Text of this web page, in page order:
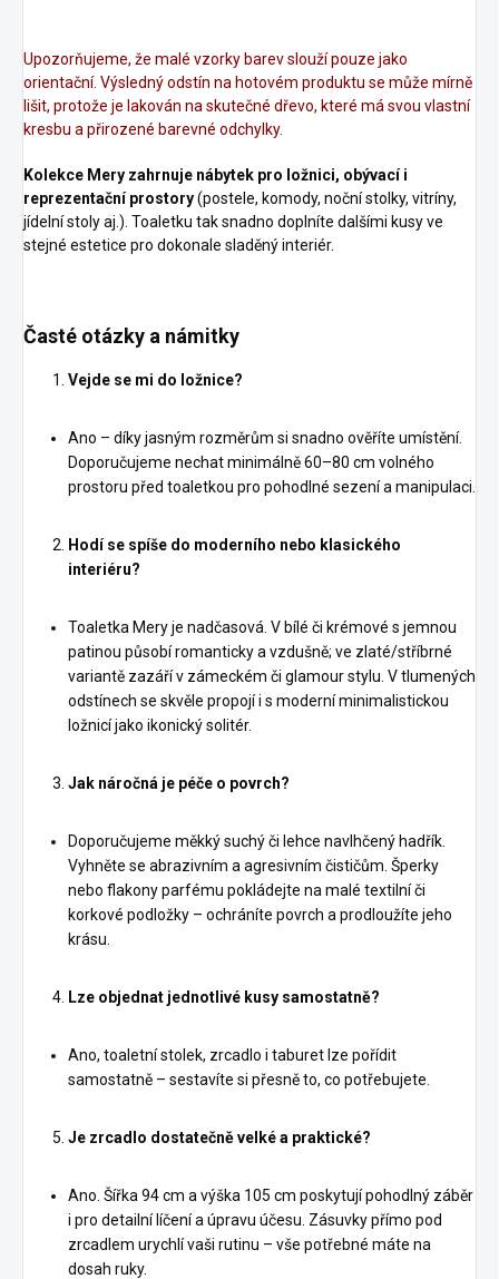
Upozorňujeme, že malé vzorky barev slouží pouze jako
orientační. Výsledný odstín na hotovém produktu se může mírně
lišit, protože je lakován na skutečné dřevo, které má svou vlastní
kresbu a přirozené barevné odchylky.
Kolekce Mery zahrnuje nábytek pro ložnici, obývací i
reprezentační prostory(postele, komody, noční stolky, vitríny,
jídelní stoly aj.). Toaletku tak snadno doplníte dalšími kusy ve
stejné estetice pro dokonale sladěný interiér.
Časté otázky a námitky
Vejde se mi do ložnice?
Ano – díky jasným rozměrům si snadno ověříte umístění.
Doporučujeme nechat minimálně 60–80 cm volného
prostoru před toaletkou pro pohodlné sezení a manipulaci.
Hodí se spíše do moderního nebo klasického
interiéru?
Toaletka Mery je nadčasová. V bílé či krémové s jemnou
patinou působí romanticky a vzdušně; ve zlaté/stříbrné
variantě zazáří v zámeckém či glamour stylu. V tlumených
odstínech se skvěle propojí i s moderní minimalistickou
ložnicí jako ikonický solitér.
Jak náročná je péče o povrch?
Doporučujeme měkký suchý či lehce navlhčený hadřík.
Vyhněte se abrazivním a agresivním čističům. Šperky
nebo flakony parfému pokládejte na malé textilní či
korkové podložky – ochráníte povrch a prodloužíte jeho
krásu.
Lze objednat jednotlivé kusy samostatně?
Ano, toaletní stolek, zrcadlo i taburet lze pořídit
samostatně – sestavíte si přesně to, co potřebujete.
Je zrcadlo dostatečně velké a praktické?
Ano. Šířka 94 cm a výška 105 cm poskytují pohodlný záběr
i pro detailní líčení a úpravu účesu. Zásuvky přímo pod
zrcadlem urychlí vaši rutinu – vše potřebné máte na
dosah ruky.